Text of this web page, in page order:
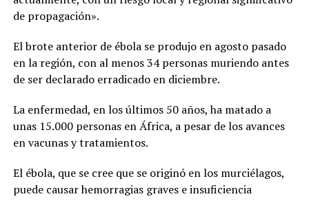
de propagación».
El brote anterior de ébola se produjo en agosto pasado
en la región, con al menos 34 personas muriendo antes
de ser declarado erradicado en diciembre.
La enfermedad, en los últimos 50 años, ha matado a
unas 15.000 personas en África, a pesar de los avances
en vacunas y tratamientos.
El ébola, que se cree que se originó en los murciélagos,
puede causar hemorragias graves e insuficiencia